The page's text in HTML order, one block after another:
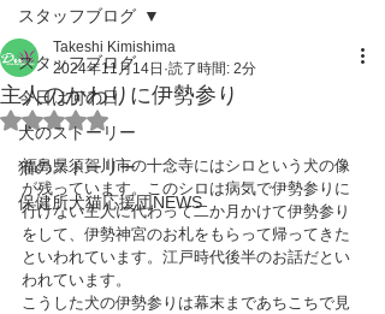
スタッフブログ
今日は何の日
犬のストーリー
猫のストーリー
保健所犬猫応援団NEWS
スタッフブログ
主人のかわりに伊勢参り
Takeshi Kimishima
2024年11月14日 読了時間: 2分
5つ星のうちNaNと評価されています。
福島県須賀川市の十念寺にはシロという犬の像
が残っています。このシロは病気で伊勢参りに
行けない主人に代わって二か月かけて伊勢参り
をして、伊勢神宮のお札をもらって帰ってきた
といわれています。江戸時代後半のお話だとい
われています。
こうした犬の伊勢参りは幕末まであちこちで見